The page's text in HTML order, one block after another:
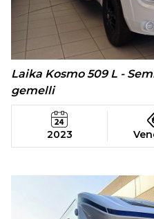
Laika Kosmo 509 L -
gemelli
2023